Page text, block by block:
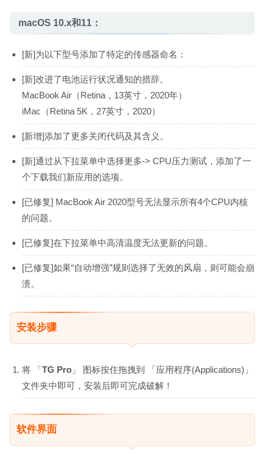
macOS 10.x和11：
[新]为以下型号添加了特定的传感器命名：
[新]改进了电池运行状况通知的措辞。
MacBook Air（Retina，13英寸，2020年）
iMac（Retina 5K，27英寸，2020）
[新增]添加了更多关闭代码及其含义。
[新]通过从下拉菜单中选择更多-> CPU压力测试，添加了一
个下载我们新应用的选项。
[已修复] MacBook Air 2020型号无法显示所有4个CPU内核
的问题。
[已修复]在下拉菜单中高清温度无法更新的问题。
[已修复]如果“自动增强”规则选择了无效的风扇，则可能会崩
溃。
安装步骤
将 「TG Pro 」 图标按住拖拽到 「应用程序(Applications)」
文件夹中即可，安装后即可完成破解！
软件界面